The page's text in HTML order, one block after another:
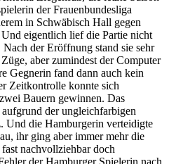
der Frauenbundesliga
in Schwäbisch Hall gegen
eigentlich lief die Partie nicht
der Eröffnung stand sie sehr
aber zumindest der Computer
Gegnerin fand dann auch kein
Zeitkontrolle konnte sich
Bauern gewinnen. Das
der ungleichfarbigen
Und die Hamburgerin verteidigte
ihr ging aber immer mehr die
nachvollziehbar doch
der Hamburger Spielerin nach